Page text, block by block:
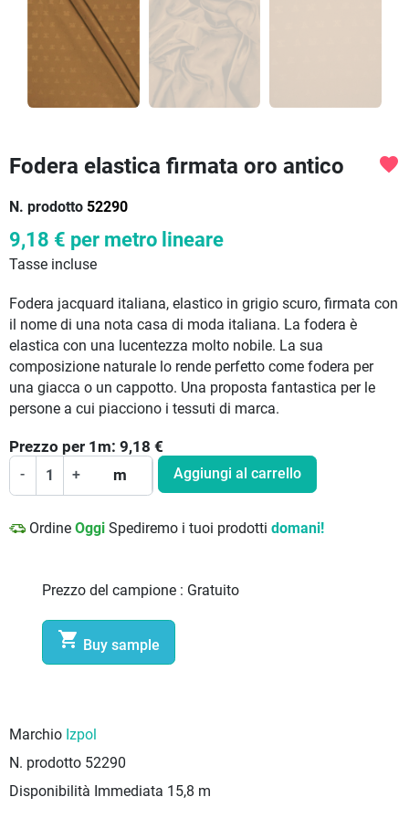
Fodera elastica firmata oro antico
N. prodotto 52290
favorite
9,18 € per metro lineare
Tasse incluse
Fodera jacquard italiana, elastico in grigio scuro, firmata con
il nome di una nota casa di moda italiana. La fodera è
elastica con una lucentezza molto nobile. La sua
composizione naturale lo rende perfetto come fodera per
una giacca o un cappotto. Una proposta fantastica per le
persone a cui piacciono i tessuti di marca.
Prezzo per 1 m: 9,18 €
- + m Aggiungi al carrello
Ordine Oggi Spediremo i tuoi prodotti domani!
Prezzo del campione : Gratuito
 Buy sample
Marchio Izpol
N. prodotto 52290
Disponibilità Immediata 15,8 m